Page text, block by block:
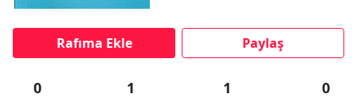
Rafıma Ekle Paylaş
0 1 1 0